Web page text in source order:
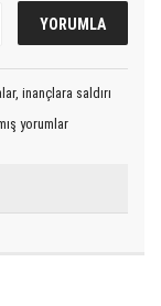
inançlara saldırı
yorumlar